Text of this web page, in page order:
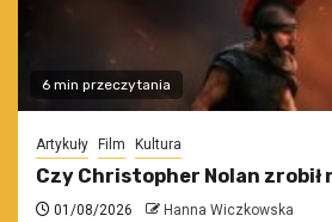
6 min przeczytania
Artykuły Film Kultura
Czy Christopher Nolan zrobił
01/08/2026 Hanna Wiczkowska